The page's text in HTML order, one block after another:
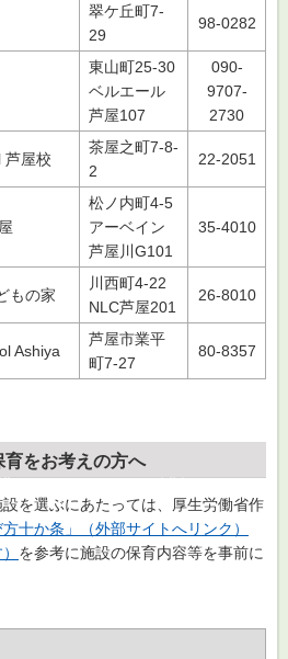
翠ケ丘町7-
29
98-0282
東山町25-30
ベルエール
芦屋107
090-
9707-
2730
芦屋校
茶屋之町7-8-
2
22-2051
松ノ内町4-5
アーベイン
芦屋川G101
35-4010
もの家
川西町4-22
NLC芦屋201
26-8010
Ashiya
芦屋市業平
町7-27
80-8357
をお考えの方へ
を選ぶにあたっては、厚生労働省作
十か条」（外部サイトへリンク）
を参考に施設の保育内容等を事前に